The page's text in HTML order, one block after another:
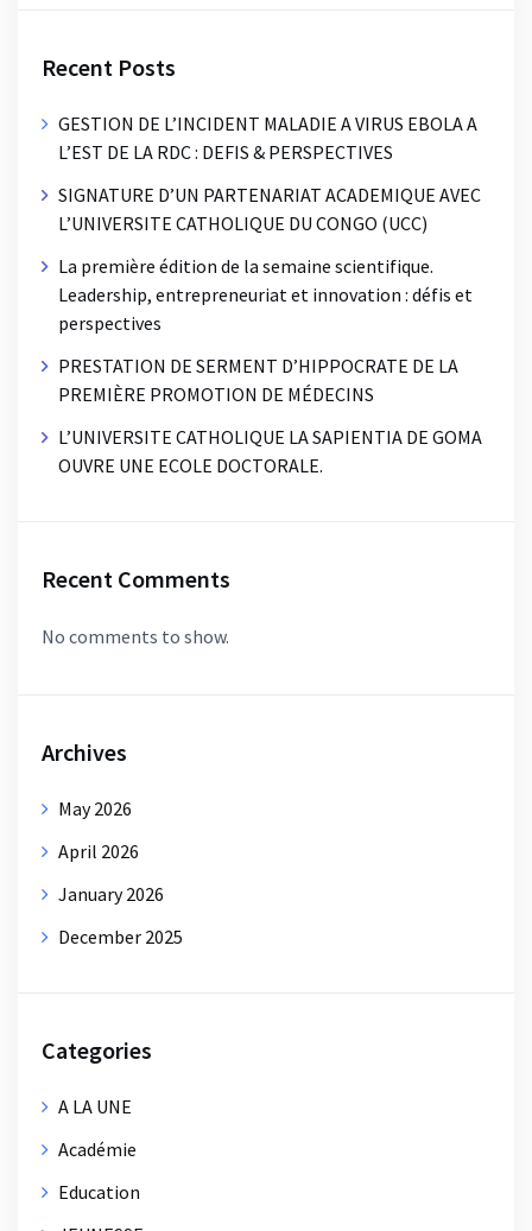
Recent Posts
GESTION DE L’INCIDENT MALADIE A VIRUS EBOLA A
L’EST DE LA RDC : DEFIS & PERSPECTIVES
SIGNATURE D’UN PARTENARIAT ACADEMIQUE AVEC
L’UNIVERSITE CATHOLIQUE DU CONGO (UCC)
La première édition de la semaine scientifique.
Leadership, entrepreneuriat et innovation : défis et
perspectives
PRESTATION DE SERMENT D’HIPPOCRATE DE LA
PREMIÈRE PROMOTION DE MÉDECINS
L’UNIVERSITE CATHOLIQUE LA SAPIENTIA DE GOMA
OUVRE UNE ECOLE DOCTORALE.
Recent Comments
No comments to show.
Archives
May 2026
April 2026
January 2026
December 2025
Categories
A LA UNE
Académie
Education